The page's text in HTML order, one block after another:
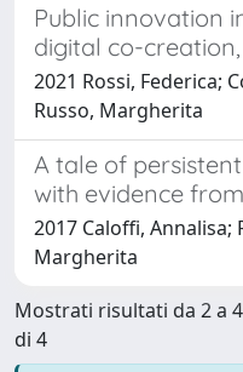
Public innovation
digital co-creation,
2021 Rossi, Federica;
Russo, Margherita
A tale of
with evidence
2017 Caloffi, Annalisa;
Margherita
Mostrati risultati da 2 a 4
di 4